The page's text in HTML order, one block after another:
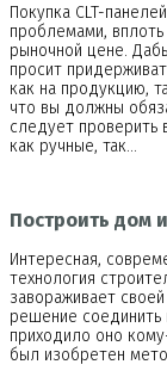
Покупка CLT-
проблемами,
рыночной цене.
просит
как на продукцию,
что вы должны
следует проверить
как ручные, так…
Построить дом
Интересная,
технология
завораживает
решение соединить
приходило оно
был изобретен